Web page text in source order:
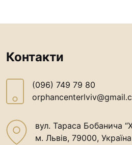
Контакти
(096) 749 79 80
вул. Тараса Бобанича
м. Львів, 79000, Україна